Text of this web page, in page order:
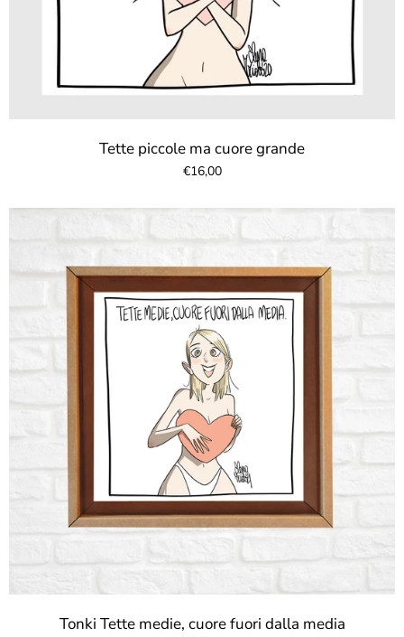
Tette piccole ma cuore grande
€16,00
Tonki Tette medie, cuore fuori dalla media